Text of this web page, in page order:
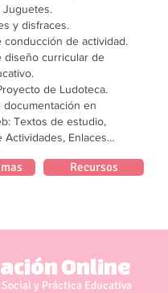
Juguetes.
y disfraces.
conducción de actividad.
diseño curricular de
de Ludoteca.
documentación en
Textos de estudio,
Actividades, Enlaces…
Recursos
Online
y Práctica Educativa